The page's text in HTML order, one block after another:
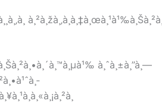
à¸ˆà¸±à¸”à¸—